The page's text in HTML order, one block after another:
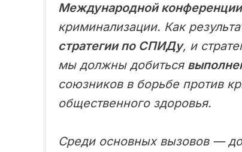
Международной
криминализации. Как
стратегии по СПИДу, и
мы должны добиться
союзников в борьбе против
общественного здоровья.
Среди основных вызовов —